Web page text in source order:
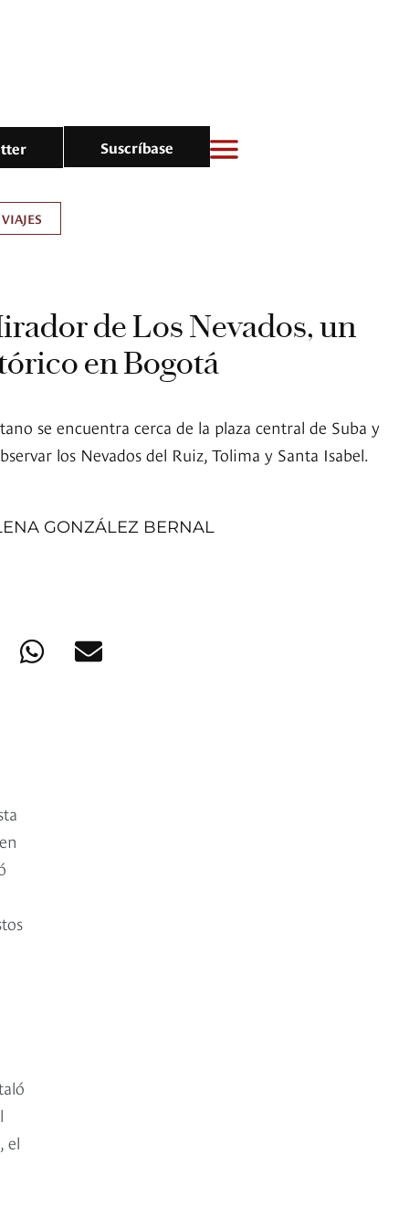
Suscríbase
VIAJES
de Los Nevados, un
en Bogotá
se encuentra cerca de la plaza central de Suba y
los Nevados del Ruiz, Tolima y Santa Isabel.
GONZÁLEZ BERNAL
el